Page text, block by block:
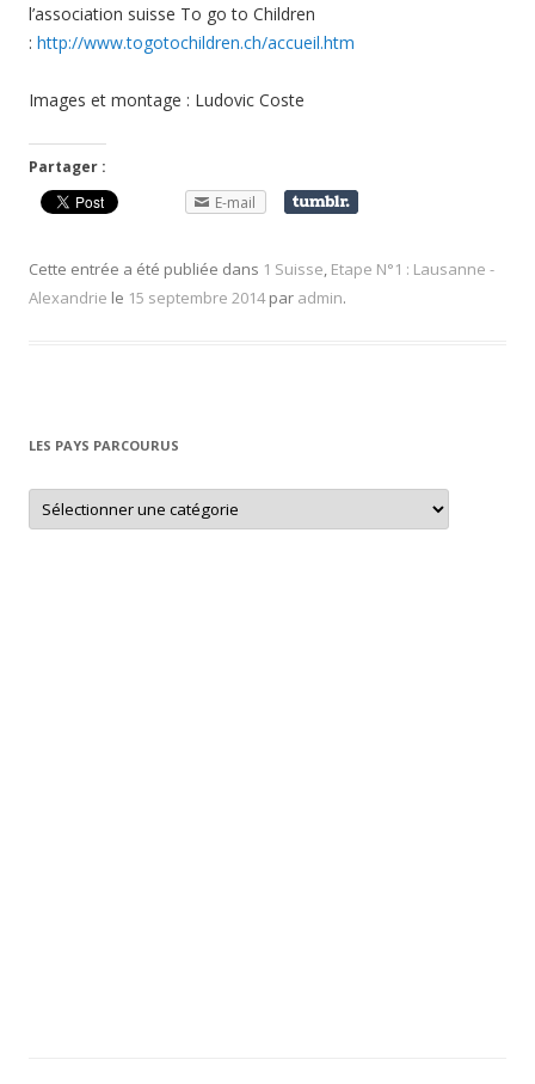
l’association suisse To go to Children
: http://www.togotochildren.ch/accueil.htm
Images et montage : Ludovic Coste
Partager :
E-mail
Cette entrée a été publiée dans 1 Suisse, Etape N°1 : Lausanne -
Alexandrie le 15 septembre 2014 par admin.
LES PAYS PARCOURUS
L
s